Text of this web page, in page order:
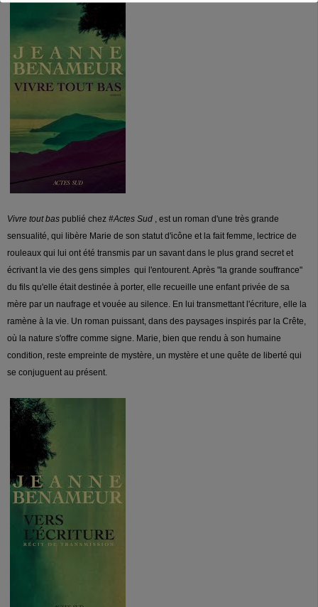
Vivre tout bas publié chez #Actes Sud , est un roman d'une très grande
sensualité, qui libère Marie de son statut d'icône et la fait femme, lectrice de
rouleaux qui lui ont été transmis par un savant dans le plus grand secret et
écrivant la vie des gens simples qui l'entourent. Après "la grande souffrance"
du fils qu'elle était destinée à porter, elle recueille une enfant privée de sa
mère par un naufrage et vouée au silence. En lui transmettant l'écriture, elle la
ramène à la vie. Un roman puissant, dans des paysages inspirés par la Crête,
où la nature s'offre comme signe. Marie, bien que rendu à son humaine
condition, reste empreinte de mystère, un mystère et une quête de liberté qui
se conjuguent au présent.